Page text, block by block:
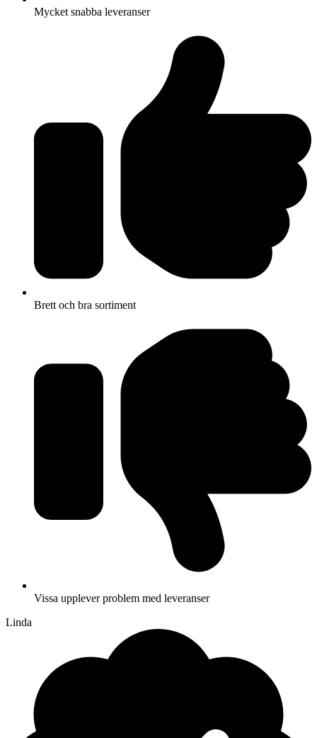
Mycket snabba leveranser
Brett och bra sortiment
Vissa upplever problem med leveranser
Linda